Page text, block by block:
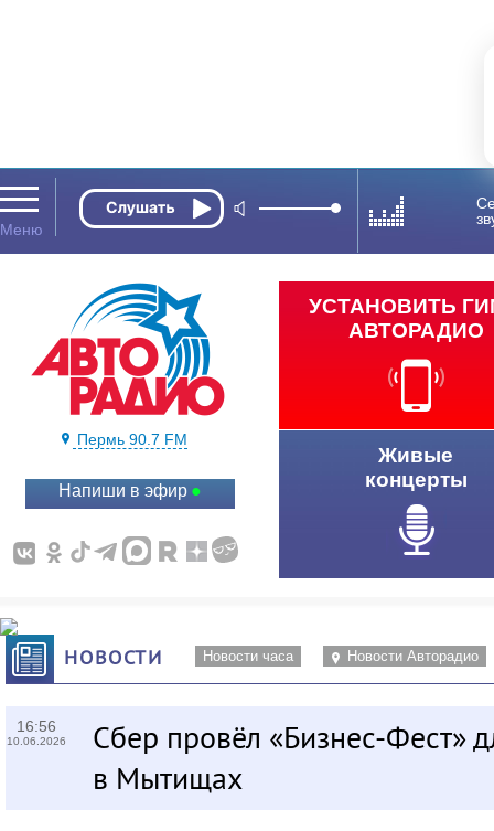
Пермь 90.7 FM
Напиши в эфир
УСТАНОВИТЬ
АВТОРАДИО
Живые
концерты
НОВОСТИ Новости часа Новости Авторадио
16:56
10.06.2026
Сбер провёл «Бизнес-Фест»
в Мытищах